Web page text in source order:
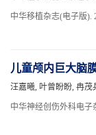
中华移植杂志(电子版).
儿童颅内巨大脑
汪嘉曦, 叶曾盼盼, 冉茂
中华神经创伤外科电子